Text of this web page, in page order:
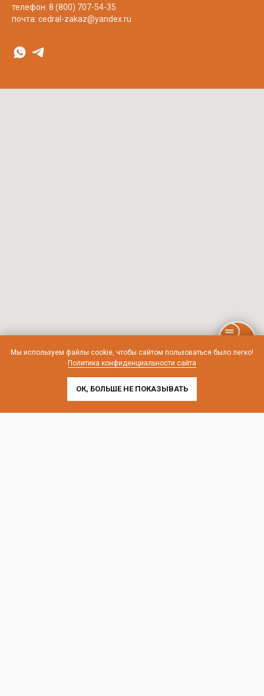
Мы используем файлы cookie, чтобы сайтом пользоваться было легко!
Политика конфиденциальности сайта
ОК, БОЛЬШЕ НЕ ПОКАЗЫВАТЬ
телефон: 8 (800) 707-54-35
почта: cedral-zakaz@yandex.ru